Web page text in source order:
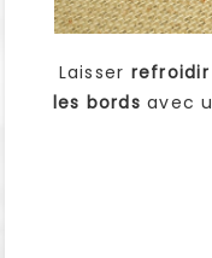
Laisser refroidir
les bords avec